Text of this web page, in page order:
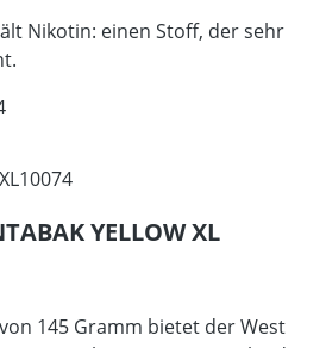
Nikotin: einen Stoff, der sehr
YELLOW XL
145 Gramm bietet der West